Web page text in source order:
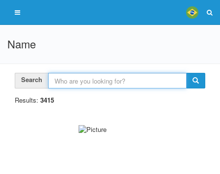
Name
Search
Results: 3415